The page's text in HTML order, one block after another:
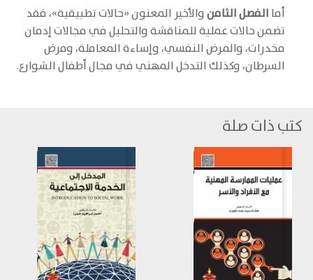
أما الفصل الثامن والأخير المعنون «حالات تطبيقية»، فقد
تضمن حالات عملية للمناقشة والتحليل في مجالات إدمان
مخدرات، والمرض النفسي، وإساءة المعاملة، ومرض
السرطان، وكذلك التدخل المهني في مجال أطفال الشوارع.
كتب ذات صلة